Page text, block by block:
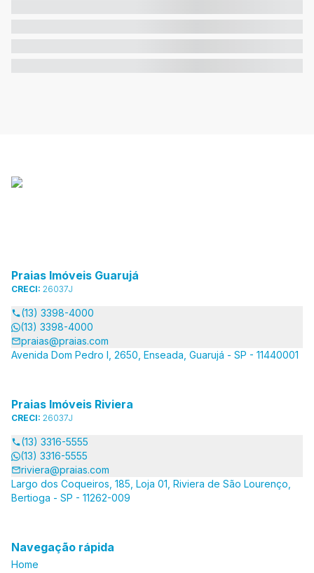
Praias Imóveis Guarujá
CRECI: 26037J
(13) 3398-4000
(13) 3398-4000
praias@praias.com
Avenida Dom Pedro I, 2650, Enseada, Guarujá - SP - 11440001
Praias Imóveis Riviera
CRECI: 26037J
(13) 3316-5555
(13) 3316-5555
riviera@praias.com
Largo dos Coqueiros, 185, Loja 01, Riviera de São Lourenço,
Bertioga - SP - 11262-009
Navegação rápida
Home